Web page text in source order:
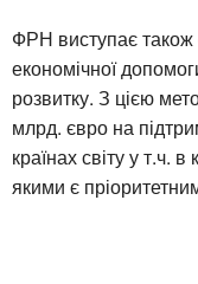
ФРН виступає також
економічної
розвитку. З цією
млрд. євро на
країнах світу у т.ч.
якими є